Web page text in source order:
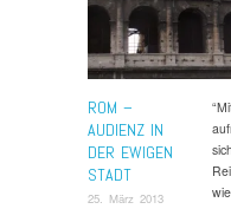
ROM –
AUDIENZ IN
DER EWIGEN
STADT
25. März 2013